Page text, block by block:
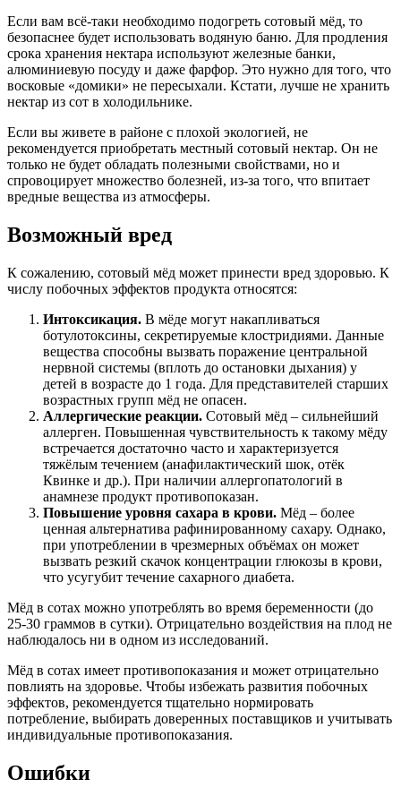
Если вам всё-таки необходимо подогреть сотовый мёд, то
безопаснее будет использовать водяную баню. Для продления
срока хранения нектара используют железные банки,
алюминиевую посуду и даже фарфор. Это нужно для того, что
восковые «домики» не пересыхали. Кстати, лучше не хранить
нектар из сот в холодильнике.
Если вы живете в районе с плохой экологией, не
рекомендуется приобретать местный сотовый нектар. Он не
только не будет обладать полезными свойствами, но и
спровоцирует множество болезней, из-за того, что впитает
вредные вещества из атмосферы.
Возможный вред
К сожалению, сотовый мёд может принести вред здоровью. К
числу побочных эффектов продукта относятся:
Интоксикация. В мёде могут накапливаться
ботулотоксины, секретируемые клостридиями. Данные
вещества способны вызвать поражение центральной
нервной системы (вплоть до остановки дыхания) у
детей в возрасте до 1 года. Для представителей старших
возрастных групп мёд не опасен.
Аллергические реакции. Сотовый мёд – сильнейший
аллерген. Повышенная чувствительность к такому мёду
встречается достаточно часто и характеризуется
тяжёлым течением (анафилактический шок, отёк
Квинке и др.). При наличии аллергопатологий в
анамнезе продукт противопоказан.
Повышение уровня сахара в крови. Мёд – более
ценная альтернатива рафинированному сахару. Однако,
при употреблении в чрезмерных объёмах он может
вызвать резкий скачок концентрации глюкозы в крови,
что усугубит течение сахарного диабета.
Мёд в сотах можно употреблять во время беременности (до
25-30 граммов в сутки). Отрицательно воздействия на плод не
наблюдалось ни в одном из исследований.
Мёд в сотах имеет противопоказания и может отрицательно
повлиять на здоровье. Чтобы избежать развития побочных
эффектов, рекомендуется тщательно нормировать
потребление, выбирать доверенных поставщиков и учитывать
индивидуальные противопоказания.
Ошибки